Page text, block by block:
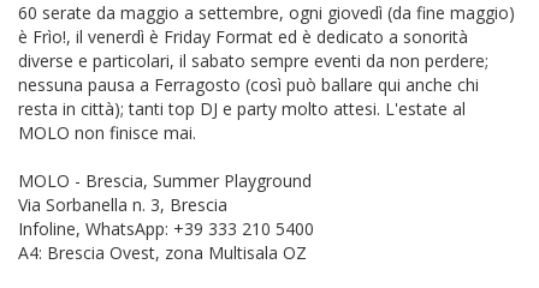
60 serate da maggio a settembre, ogni giovedì (da fine maggio)
è Frìo!, il venerdì è Friday Format ed è dedicato a sonorità
diverse e particolari, il sabato sempre eventi da non perdere;
nessuna pausa a Ferragosto (così può ballare qui anche chi
resta in città); tanti top DJ e party molto attesi. L'estate al
MOLO non finisce mai.
MOLO - Brescia, Summer Playground
Via Sorbanella n. 3, Brescia
Infoline, WhatsApp: +39 333 210 5400
A4: Brescia Ovest, zona Multisala OZ